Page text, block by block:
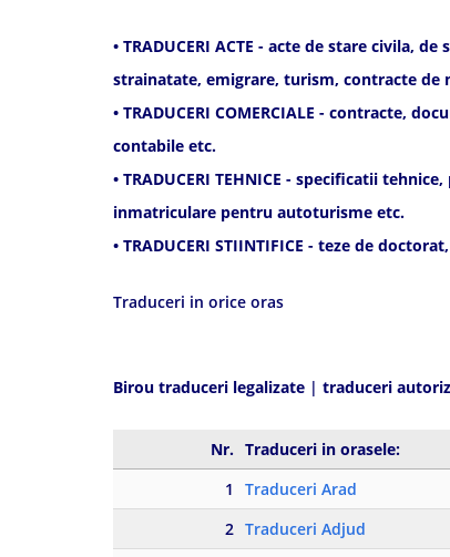
• TRADUCERI ACTE - acte de stare
strainatate, emigrare, turism, contracte de
• TRADUCERI COMERCIALE - contracte,
contabile etc.
• TRADUCERI TEHNICE - specificatii
inmatriculare pentru autoturisme etc.
• TRADUCERI STIINTIFICE - teze de
Traduceri in orice oras
Birou traduceri legalizate | traduceri
Nr. Traduceri in orasele:
1
Traduceri Arad
2 Traduceri Adjud